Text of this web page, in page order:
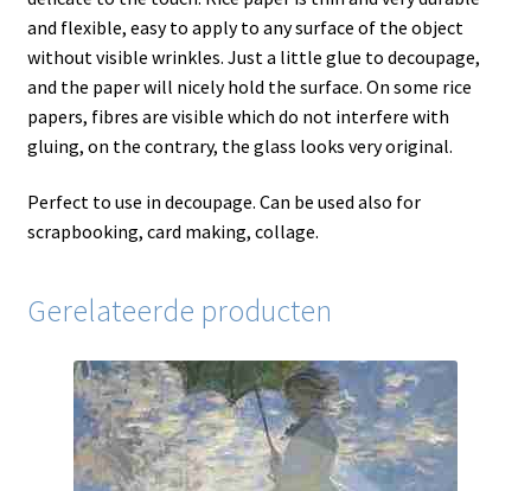
and flexible, easy to apply to any surface of the object
without visible wrinkles. Just a little glue to decoupage,
and the paper will nicely hold the surface. On some rice
papers, fibres are visible which do not interfere with
gluing, on the contrary, the glass looks very original.
Perfect to use in decoupage. Can be used also for
scrapbooking, card making, collage.
Gerelateerde producten